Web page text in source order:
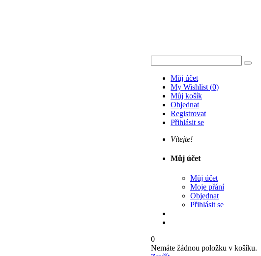
Můj účet
My Wishlist (0)
Můj košík
Objednat
Registrovat
Přihlásit se
Vítejte!
Můj účet
Můj účet
Moje přání
Objednat
Přihlásit se
0
Nemáte žádnou položku v košíku.